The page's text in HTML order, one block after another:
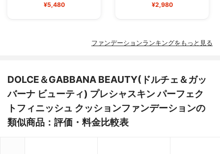
¥5,480 ¥2,980
ファンデーションランキングをもっと見る
DOLCE＆GABBANA BEAUTY(ドルチェ＆ガッ
バーナ ビューティ) プレシャスキン パーフェク
トフィニッシュ クッションファンデーションの
類似商品：評価・料金比較表